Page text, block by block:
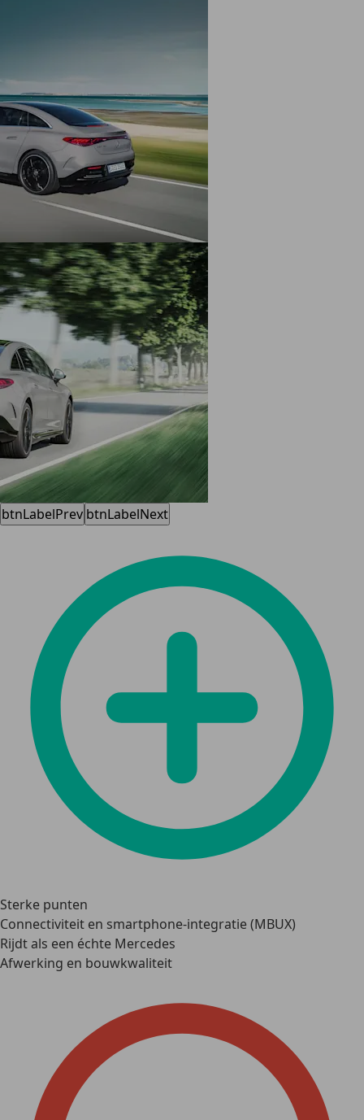
btnLabelPrev btnLabelNext
Sterke punten
Connectiviteit en smartphone-integratie (MBUX)
Rijdt als een échte Mercedes
Afwerking en bouwkwaliteit